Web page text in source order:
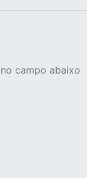
campo abaixo